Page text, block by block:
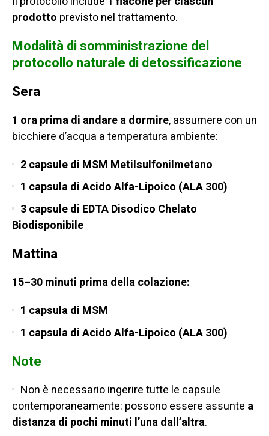
prodotto previsto nel trattamento.
Modalità di somministrazione del
protocollo naturale di detossificazione
Sera
1 ora prima di andare a dormire, assumere con un
bicchiere d’acqua a temperatura ambiente:
2 capsule di MSM Metilsulfonilmetano
1 capsula di Acido Alfa-Lipoico (ALA 300)
3 capsule di EDTA Disodico Chelato
Biodisponibile
Mattina
15–30 minuti prima della colazione:
1 capsula di MSM
1 capsula di Acido Alfa-Lipoico (ALA 300)
Note
Non è necessario ingerire tutte le capsule
contemporaneamente: possono essere assunte a
distanza di pochi minuti l’una dall’altra.